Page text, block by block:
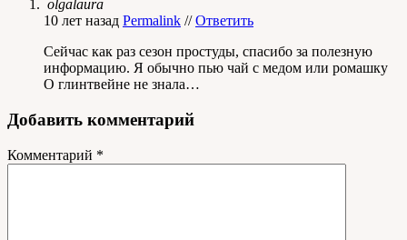
olgalaura
10 лет назад Permalink //Ответить
Сейчас как раз сезон простуды, спасибо за полезную
информацию. Я обычно пью чай с медом или ромашку
О глинтвейне не знала…
Добавить комментарий
Комментарий *